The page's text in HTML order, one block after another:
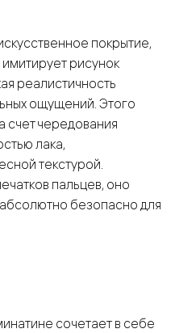
покрытие,
рисунок
реалистичность
ощущений. Этого
счет чередования
лака,
текстурой.
пальцев, оно
безопасно для
сочетает в себе